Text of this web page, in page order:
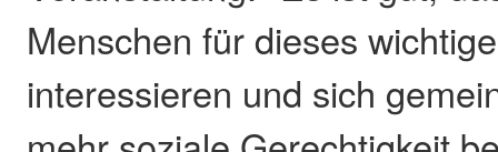
Menschen für dieses
interessieren und sich